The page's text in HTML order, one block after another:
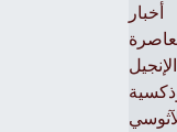
أخبار
الإنجيل